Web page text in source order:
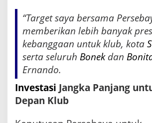
“Target saya bersama
memberikan lebih banyak
kebanggaan untuk klub, kota
serta seluruh Bonekdan
Ernando.
Investasi Jangka Panjang
Depan Klub